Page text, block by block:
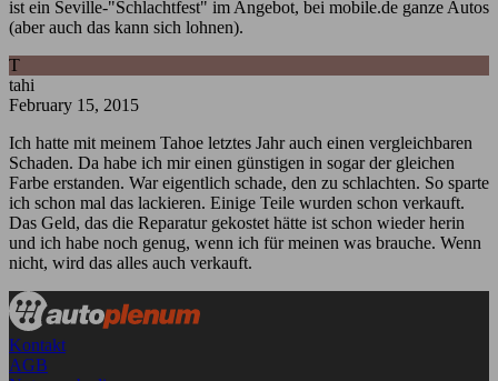
ist ein Seville-"Schlachtfest" im Angebot, bei mobile.de ganze Autos
(aber auch das kann sich lohnen).
T
tahi
February 15, 2015
Ich hatte mit meinem Tahoe letztes Jahr auch einen vergleichbaren
Schaden. Da habe ich mir einen günstigen in sogar der gleichen
Farbe erstanden. War eigentlich schade, den zu schlachten. So sparte
ich schon mal das lackieren. Einige Teile wurden schon verkauft.
Das Geld, das die Reparatur gekostet hätte ist schon wieder herin
und ich habe noch genug, wenn ich für meinen was brauche. Wenn
nicht, wird das alles auch verkauft.
Kontakt
AGB